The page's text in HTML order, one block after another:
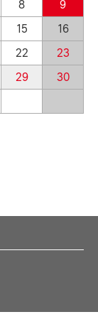
8
9
15
16
22
23
29
30